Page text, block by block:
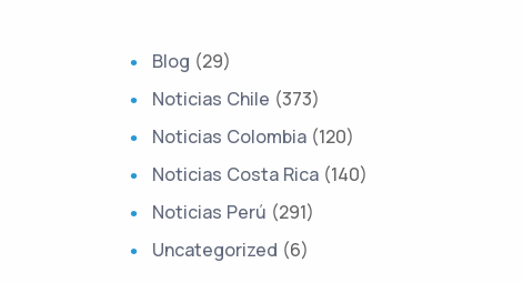
Blog (29)
Noticias Chile (373)
Noticias Colombia (120)
Noticias Costa Rica (140)
Noticias Perú (291)
Uncategorized (6)